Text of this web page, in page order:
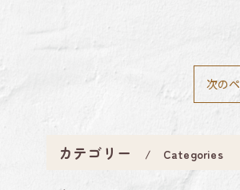
次の
カテゴリー Categories